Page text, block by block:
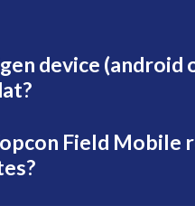
device (android
Field Mobile